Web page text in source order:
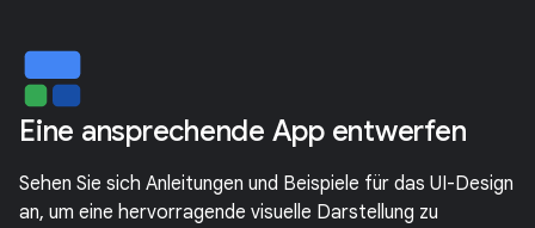
Eine ansprechende App entwerfen
Sehen Sie sich Anleitungen und Beispiele für das UI-Design
an, um eine hervorragende visuelle Darstellung zu